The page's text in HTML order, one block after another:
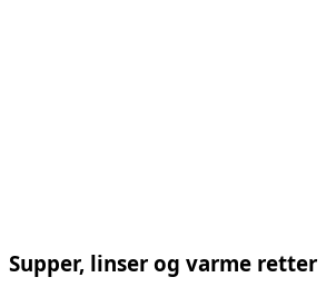
Supper, linser og varme retter